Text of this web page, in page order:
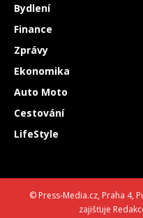
Bydlení
Finance
Zprávy
Ekonomika
Auto Moto
Cestování
LifeStyle
© Press-Media.cz, Praha 4,
zajišťuje